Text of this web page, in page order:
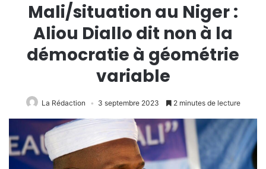
Mali/situation au Niger :
Aliou Diallo dit non à la
démocratie à géométrie
variable
La Rédaction 3 septembre 2023 2 minutes de lecture